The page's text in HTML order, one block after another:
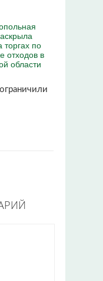
торгах по
отходов в
области